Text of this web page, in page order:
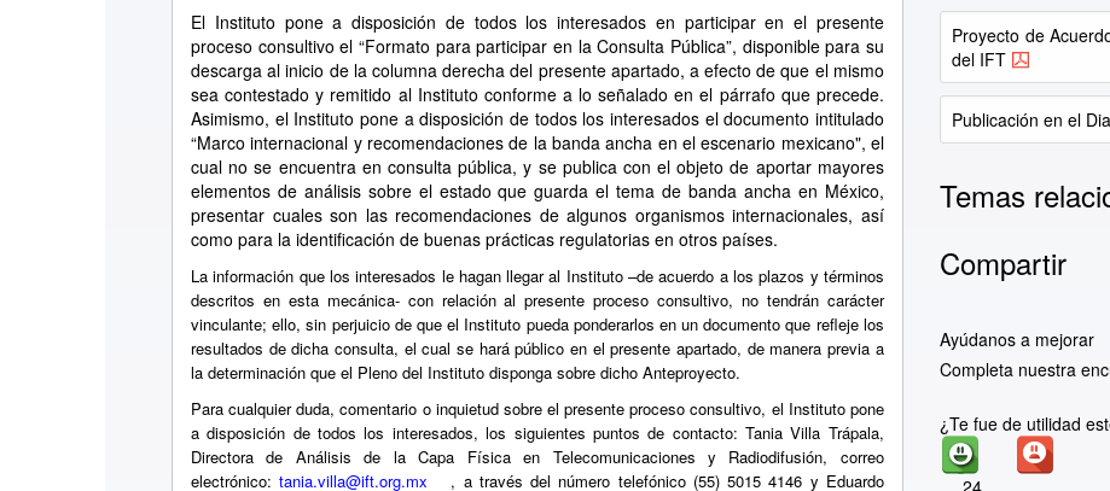
El Instituto pone a disposición de todos los interesados en participar en el presente
proceso consultivo el “Formato para participar en la Consulta Pública”, disponible para su
descarga al inicio de la columna derecha del presente apartado, a efecto de que el mismo
sea contestado y remitido al Instituto conforme a lo señalado en el párrafo que precede.
Asimismo, el Instituto pone a disposición de todos los interesados el documento intitulado
“Marco internacional y recomendaciones de la banda ancha en el escenario mexicano", el
cual no se encuentra en consulta pública, y se publica con el objeto de aportar mayores
elementos de análisis sobre el estado que guarda el tema de banda ancha en México,
presentar cuales son las recomendaciones de algunos organismos internacionales, así
como para la identificación de buenas prácticas regulatorias en otros países.
La información que los interesados le hagan llegar al Instituto –de acuerdo a los plazos y términos
descritos en esta mecánica- con relación al presente proceso consultivo, no tendrán carácter
vinculante; ello, sin perjuicio de que el Instituto pueda ponderarlos en un documento que refleje los
resultados de dicha consulta, el cual se hará público en el presente apartado, de manera previa a
la determinación que el Pleno del Instituto disponga sobre dicho Anteproyecto.
Para cualquier duda, comentario o inquietud sobre el presente proceso consultivo, el Instituto pone
a disposición de todos los interesados, los siguientes puntos de contacto: Tania Villa Trápala,
Directora de Análisis de la Capa Física en Telecomunicaciones y Radiodifusión, correo
electrónico:tania.villa@ift.org.mx
, a través del número telefónico (55) 5015 4146 y Eduardo
Proyecto de
del IFT
Publicación en el
Temas
Compartir
Ayúdanos a mejorar
Completa nuestra
¿Te fue de utilidad